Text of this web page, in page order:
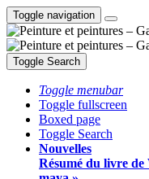
Toggle navigation
Toggle Search
Toggle menubar
Toggle fullscreen
Boxed page
Toggle Search
Nouvelles
Résumé du livre